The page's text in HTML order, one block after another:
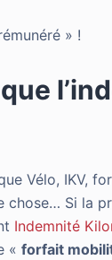
» !
Vélo, IKV,
chose… Si la
Indemnité
« forfait